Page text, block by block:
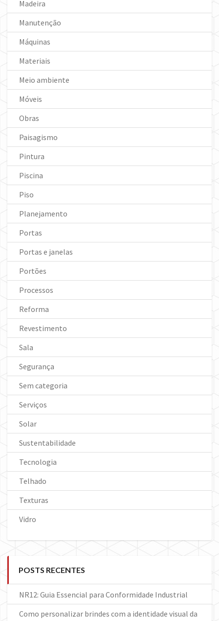
Madeira
Manutenção
Máquinas
Materiais
Meio ambiente
Móveis
Obras
Paisagismo
Pintura
Piscina
Piso
Planejamento
Portas
Portas e janelas
Portões
Processos
Reforma
Revestimento
Sala
Segurança
Sem categoria
Serviços
Solar
Sustentabilidade
Tecnologia
Telhado
Texturas
Vidro
POSTS RECENTES
NR12: Guia Essencial para Conformidade Industrial
Como personalizar brindes com a identidade visual da